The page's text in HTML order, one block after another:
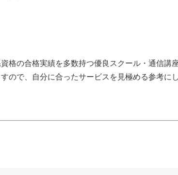
格の合格実績を多数持つ優良スクール・通信講
ので、自分に合ったサービスを見極める参考に